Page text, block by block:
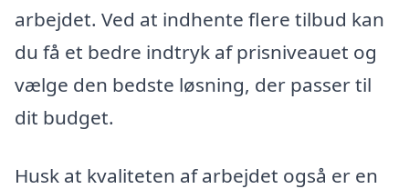
arbejdet. Ved at indhente flere tilbud kan
du få et bedre indtryk af prisniveauet og
vælge den bedste løsning, der passer til
dit budget.
Husk at kvaliteten af arbejdet også er en